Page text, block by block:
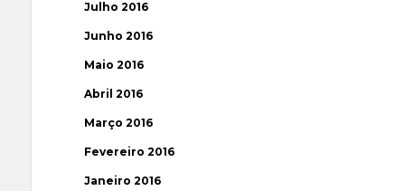
Julho 2016
Junho 2016
Maio 2016
Abril 2016
Março 2016
Fevereiro 2016
Janeiro 2016